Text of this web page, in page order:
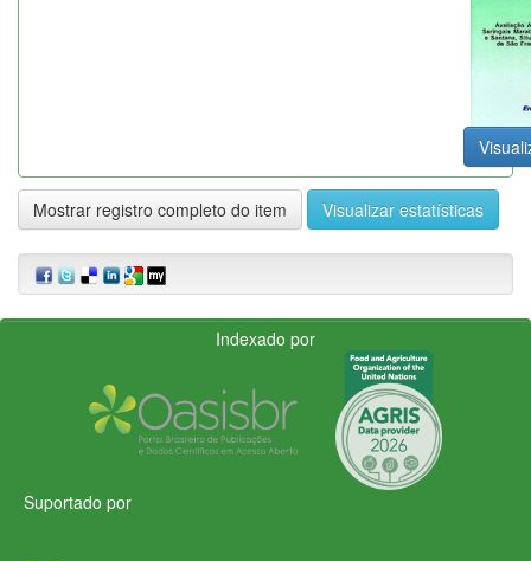
Mostrar registro completo do item Visualizar estatísticas
Indexado por
Suportado por